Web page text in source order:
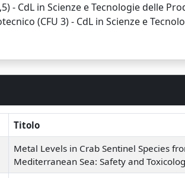
- CdL in Scienze e Tecnologie delle
(CFU 3) - CdL in Scienze e
Titolo
Metal Levels in Crab Sentinel Species
Mediterranean Sea: Safety and